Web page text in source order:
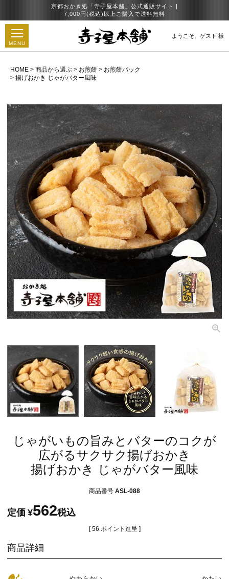
京都おかき処「寺子屋本舗」公式通販サイト |
7,000円(税込)以上ご購入で送料無料
MENU
ようこそ、 ゲスト 様
HOME 商品から選ぶ お煎餅
お煎餅パック
揚げおかき じゃがバター風味
じゃがいもの旨みとバターのコクが
広がるサクサク揚げおかき
揚げおかき じゃがバター風味
商品番号 ASL-088
定価 ¥562税込
[ 56 ポイント進呈 ]
商品詳細